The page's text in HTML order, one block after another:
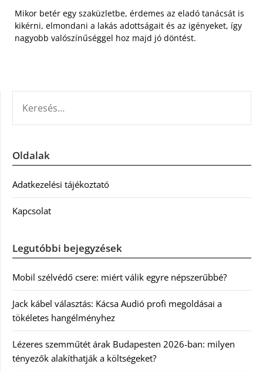
Mikor betér egy szaküzletbe, érdemes az eladó tanácsát is
kikérni, elmondani a lakás adottságait és az igényeket, így
nagyobb valószínűséggel hoz majd jó döntést.
Oldalak
Adatkezelési tájékoztató
Kapcsolat
Legutóbbi bejegyzések
Mobil szélvédő csere: miért válik egyre népszerűbbé?
Jack kábel választás: Kácsa Audió profi megoldásai a
tökéletes hangélményhez
Lézeres szemműtét árak Budapesten 2026-ban: milyen
tényezők alakíthatják a költségeket?